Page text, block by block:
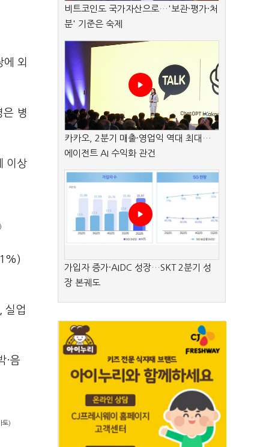
외
은 병
이상
실업
·음
토)
비트코인도 국가자산으로…'보관·평가·처
분' 기준은 숙제
카카오, 2분기 매출·영업익 역대 최대…
에이전트 AI 수익화 관건
가입자 증가·AIDC 성장…SKT 2분기 성
장 본궤도